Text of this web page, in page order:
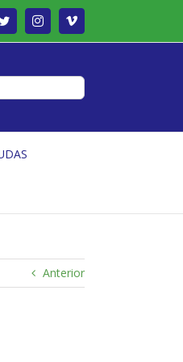
TwitterInstagramVimeo
Anterior